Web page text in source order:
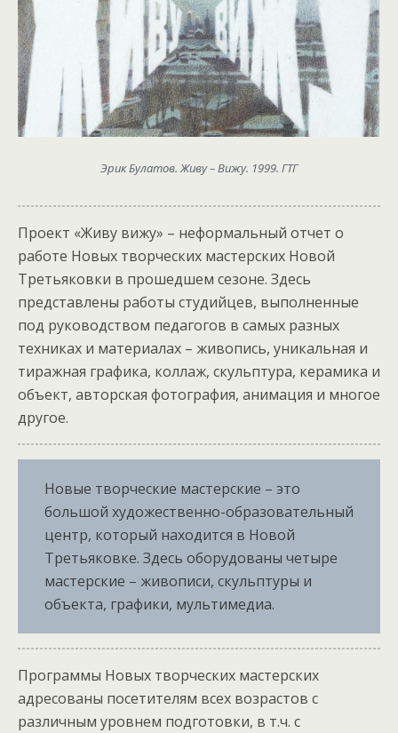
Эрик Булатов. Живу – Вижу. 1999. ГТГ
Проект «Живу вижу» – неформальный отчет о
работе Новых творческих мастерских Новой
Третьяковки в прошедшем сезоне. Здесь
представлены работы студийцев, выполненные
под руководством педагогов в самых разных
техниках и материалах – живопись, уникальная и
тиражная графика, коллаж, скульптура, керамика и
объект, авторская фотография, анимация и многое
другое.
Новые творческие мастерские – это
большой художественно-образовательный
центр, который находится в Новой
Третьяковке. Здесь оборудованы четыре
мастерские – живописи, скульптуры и
объекта, графики, мультимедиа.
Программы Новых творческих мастерских
адресованы посетителям всех возрастов с
различным уровнем подготовки, в т.ч. с